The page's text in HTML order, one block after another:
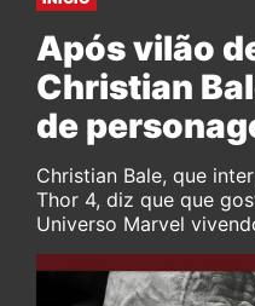
Após vilão
Christian
de
Christian Bale, que
Thor 4, diz que que
Universo Marvel